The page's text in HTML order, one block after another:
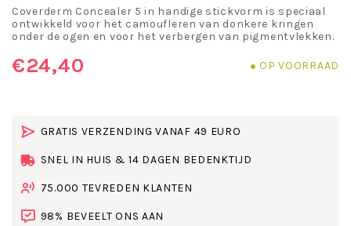
Coverderm Concealer 5 in handige stickvorm is speciaal
ontwikkeld voor het camoufleren van donkere kringen
onder de ogen en voor het verbergen van pigmentvlekken.
€24,40 OP VOORRAAD
GRATIS VERZENDING VANAF 49 EURO
SNEL IN HUIS & 14 DAGEN BEDENKTIJD
75.000 TEVREDEN KLANTEN
98% BEVEELT ONS AAN